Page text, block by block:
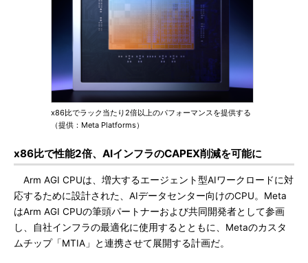
x86比でラック当たり2倍以上のパフォーマンスを提供する
（提供：Meta Platforms）
x86比で性能2倍、AIインフラのCAPEX削減を可能に
Arm AGI CPUは、増大するエージェント型AIワークロードに対
応するために設計された、AIデータセンター向けのCPU。Meta
はArm AGI CPUの筆頭パートナーおよび共同開発者として参画
し、自社インフラの最適化に使用するとともに、Metaのカスタ
ムチップ「MTIA」と連携させて展開する計画だ。